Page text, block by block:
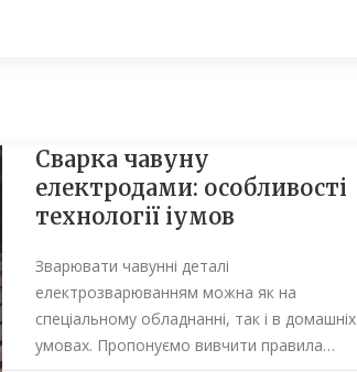
Сварка чавуну
електродами: особливості
технології іумов
Зварювати чавунні деталі
електрозварюванням можна як на
спеціальному обладнанні, так і в домашніх
умовах. Пропонуємо вивчити правила…